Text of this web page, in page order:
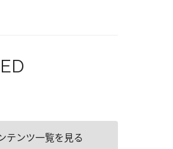
テンツ一覧を見る